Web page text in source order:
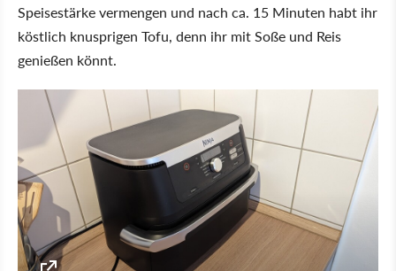
Speisestärke vermengen und nach ca. 15 Minuten habt ihr
köstlich knusprigen Tofu, denn ihr mit Soße und Reis
genießen könnt.